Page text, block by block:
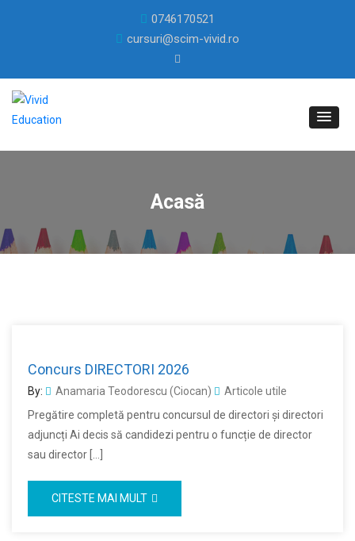
0746170521
cursuri@scim-vivid.ro
Acasă
Concurs DIRECTORI 2026
By: Anamaria Teodorescu (Ciocan)
Articole utile
Pregătire completă pentru concursul de directori și directori
adjuncți Ai decis să candidezi pentru o funcție de director
sau director […]
CITESTE MAI MULT